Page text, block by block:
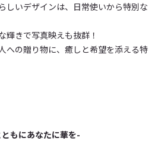
しいデザインは、日常使いから特別な
輝きで写真映えも抜群！
への贈り物に、癒しと希望を添える特
もにあなたに華を-